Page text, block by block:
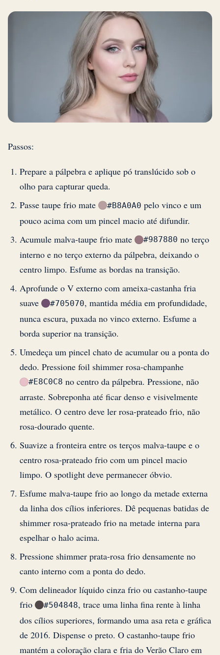
Passos:
Prepare a pálpebra e aplique pó translúcido sob o
olho para capturar queda.
Passe taupe frio mate
#B8A0A0 pelo vinco e um
pouco acima com um pincel macio até difundir.
Acumule malva-taupe frio mate
#987880 no terço
interno e no terço externo da pálpebra, deixando o
centro limpo. Esfume as bordas na transição.
Aprofunde o V externo com ameixa-castanha fria
suave
#705070, mantida média em profundidade,
nunca escura, puxada no vinco externo. Esfume a
borda superior na transição.
Umedeça um pincel chato de acumular ou a ponta do
dedo. Pressione foil shimmer rosa-champanhe
#E8C0C8 no centro da pálpebra. Pressione, não
arraste. Sobreponha até ficar denso e visivelmente
metálico. O centro deve ler rosa-prateado frio, não
rosa-dourado quente.
Suavize a fronteira entre os terços malva-taupe e o
centro rosa-prateado frio com um pincel macio
limpo. O spotlight deve permanecer óbvio.
Esfume malva-taupe frio ao longo da metade externa
da linha dos cílios inferiores. Dê pequenas batidas de
shimmer rosa-prateado frio na metade interna para
espelhar o halo acima.
Pressione shimmer prata-rosa frio densamente no
canto interno com a ponta do dedo.
Com delineador líquido cinza frio ou castanho-taupe
frio
#504848, trace uma linha fina rente à linha
dos cílios superiores, formando uma asa reta e gráfica
de 2016. Dispense o preto. O castanho-taupe frio
mantém a coloração clara e fria do Verão Claro em